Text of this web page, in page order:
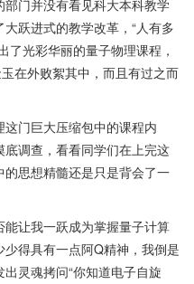
门并没有看见科大本科教学
跃进式的教学改革，“人有多
了光彩华丽的量子物理课程，
在外败絮其中，而且有过之而
门巨大压缩包中的课程内
调查，看看同学们在上完这
思想精髓还是只是背会了一
让我一跃成为掌握量子计算
得具有一点阿Q精神，我倒是
灵魂拷问“你知道电子自旋